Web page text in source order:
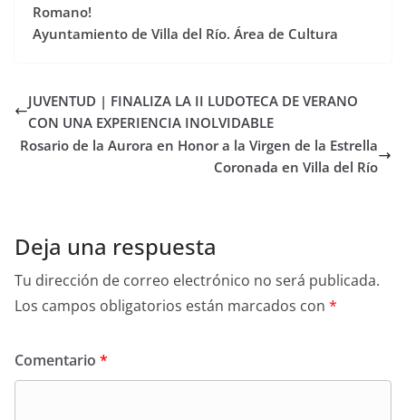
Romano!
Ayuntamiento de Villa del Río. Área de Cultura
JUVENTUD | FINALIZA LA II LUDOTECA DE VERANO
CON UNA EXPERIENCIA INOLVIDABLE
Rosario de la Aurora en Honor a la Virgen de la Estrella
Coronada en Villa del Río
Deja una respuesta
Tu dirección de correo electrónico no será publicada.
Los campos obligatorios están marcados con *
Comentario *